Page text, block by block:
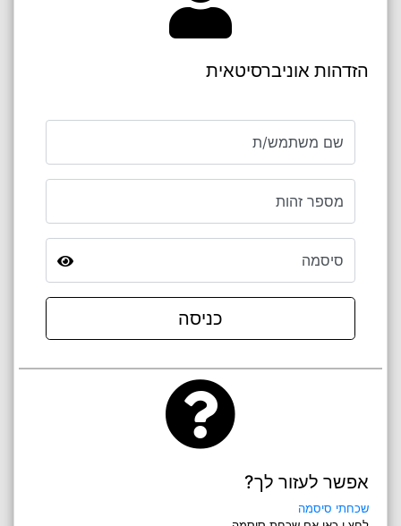
הזדהות אוניברסיטאית
שם משתמש/ת
מספר זהות
סיסמה
כניסה
אפשר לעזור לך?
שכחתי סיסמה